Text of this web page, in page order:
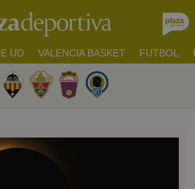
UD VALENCIA BASKET FUTBOL